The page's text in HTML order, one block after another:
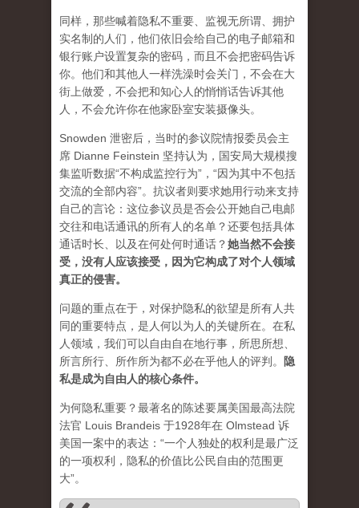
同样，那些喊着隐私不重要、监视无所谓、拥护
实名制的人们，他们依旧会给自己的电子邮箱和
银行账户设置复杂的密码，而且不会把密码告诉
你。他们和其他人一样洗澡时会关门，不会在大
街上做爱，不会把和知心人的悄悄话告诉其他
人，不会允许你在他家卧室安装摄像头。
Snowden 泄密后，当时的参议院情报委员会主
席 Dianne Feinstein 坚持认为，国安局大规模搜
集监听数据“不构成监控行为”，“因为其中不包括
交流的全部内容”。抗议者则要求她用行动来支持
自己的言论：这位参议员是否会公开她自己电邮
交往和电话通讯的所有人的名单？还要包括具体
通话时长、以及在何处何时通话？她当然不会接
受，没有人应该接受，因为它构成了对个人领域
真正的侵害。
问题的重点在于，对保护隐私的欲望是所有人共
同的重要特点，是人何以为人的关键所在。在私
人领域，我们可以自由自在地行事，所思所想、
所言所行、所作所为都不必在乎他人的评判。
隐
私是成为自由人的核心条件。
为何隐私重要？最著名的陈述要属美国最高法院
法官 Louis Brandeis 于1928年在 Olmstead 诉
美国一案中的表达：“一个人独处的权利是最广泛
的一项权利，隐私的价值比公民自由的范围更
大”。